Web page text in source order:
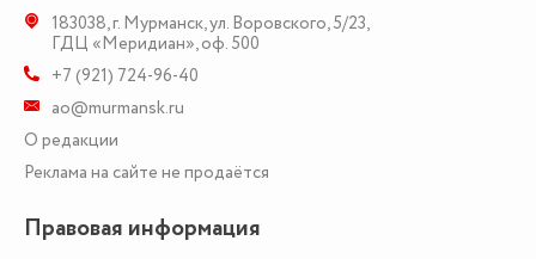
183038,г. Мурманск,ул. Воровского, 5/23,
ГДЦ «Меридиан», оф. 500
+7 (921) 724-96-40
ao@murmansk.ru
О редакции
Реклама на сайте не продаётся
Правовая информация